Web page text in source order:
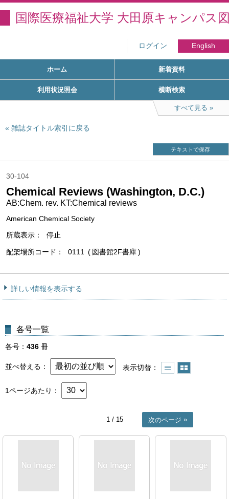
国際医療福祉大学 大田原キャンパス
ログイン English
ホーム 新着資料
利用状況照会 横断検索
すべて見る
雑誌タイトル索引に戻る
テキストで保存
30-104
Chemical Reviews (Washington, D.C.)
AB:Chem. rev. KT:Chemical reviews
American Chemical Society
所蔵表示
停止
配架場所コード 0111 図書館2F書庫
詳しい情報を表示する
各号一覧
各号 436 冊
並べ替える 表示切替
1ページあたり
1/ 15 次のページ